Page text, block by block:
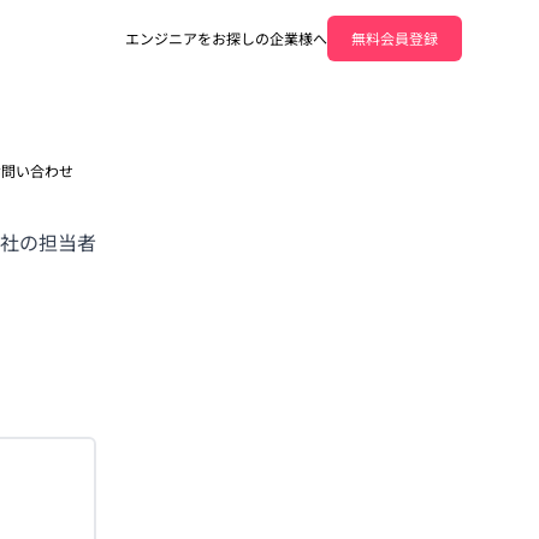
エンジニアをお探しの企業様へ 無料会員登録
い合わせ
の担当者